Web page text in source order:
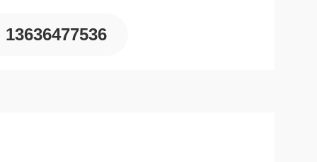
13636477536